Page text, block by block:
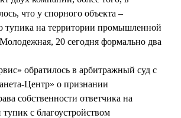
что у спорного объекта –
тупика на территории промышленной
20 сегодня формально два
обратилось в арбитражный суд с
Центр» о признании
собственности ответчика на
с благоустройством